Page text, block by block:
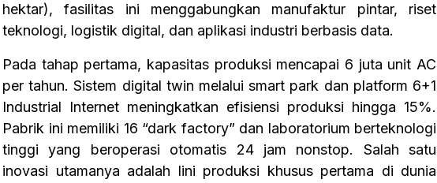
hektar), fasilitas ini menggabungkan manufaktur pintar, riset
teknologi, logistik digital, dan aplikasi industri berbasis data.
Pada tahap pertama, kapasitas produksi mencapai 6 juta unit AC
per tahun. Sistem digital twin melalui smart park dan platform 6+1
Industrial Internet meningkatkan efisiensi produksi hingga 15%.
Pabrik ini memiliki 16 “dark factory” dan laboratorium berteknologi
tinggi yang beroperasi otomatis 24 jam nonstop. Salah satu
inovasi utamanya adalah lini produksi khusus pertama di dunia